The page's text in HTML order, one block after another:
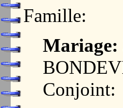
Famille:
Mariage:
Conjoint: